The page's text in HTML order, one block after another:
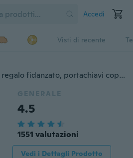
Accedi
Visti di recente
Il suo pazzo suo strano, regalo fidanzato, portachiavi coppie, regalo di anniversario, regalo marito, regalo Geek, regalo di coppia, Geekery, regalo di coppia
GENERALE
4.5
1551 valutazioni
Vedi i Dettagli Prodotto